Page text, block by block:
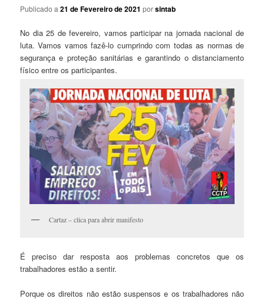
Publicado a21 de Fevereiro de 2021 porsintab
No dia 25 de fevereiro, vamos participar na jornada nacional de
luta. Vamos vamos fazê-lo cumprindo com todas as normas de
segurança e proteção sanitárias e garantindo o distanciamento
físico entre os participantes.
Cartaz – clica para abrir manifesto
É preciso dar resposta aos problemas concretos que os
trabalhadores estão a sentir.
Porque os direitos não estão suspensos e os trabalhadores não